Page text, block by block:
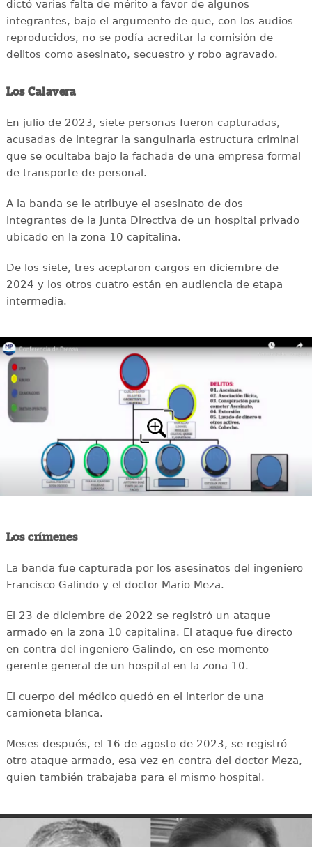
dictó varias falta de mérito a favor de algunos
integrantes, bajo el argumento de que, con los audios
reproducidos, no se podía acreditar la comisión de
delitos como asesinato, secuestro y robo agravado.
Los Calavera
En julio de 2023, siete personas fueron capturadas,
acusadas de integrar la sanguinaria estructura criminal
que se ocultaba bajo la fachada de una empresa formal
de transporte de personal.
A la banda se le atribuye el asesinato de dos
integrantes de la Junta Directiva de un hospital privado
ubicado en la zona 10 capitalina.
De los siete, tres aceptaron cargos en diciembre de
2024 y los otros cuatro están en audiencia de etapa
intermedia.
Los crímenes
La banda fue capturada por los asesinatos del ingeniero
Francisco Galindo y el doctor Mario Meza.
El 23 de diciembre de 2022 se registró un ataque
armado en la zona 10 capitalina. El ataque fue directo
en contra del ingeniero Galindo, en ese momento
gerente general de un hospital en la zona 10.
El cuerpo del médico quedó en el interior de una
camioneta blanca.
Meses después, el 16 de agosto de 2023, se registró
otro ataque armado, esa vez en contra del doctor Meza,
quien también trabajaba para el mismo hospital.